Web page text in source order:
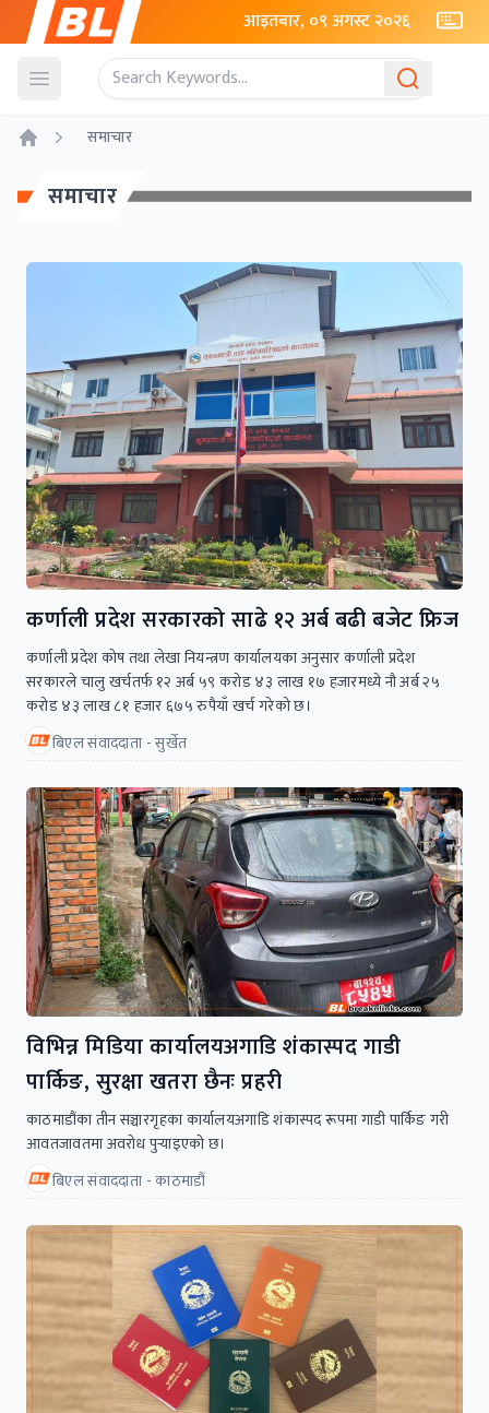
आइतबार, ०९ अगस्ट २०२६
Open menu
समाचार
समाचार
कर्णाली प्रदेश सरकारको साढे १२ अर्ब बढी बजेट फ्रिज
कर्णाली प्रदेश कोष तथा लेखा नियन्त्रण कार्यालयका अनुसार कर्णाली प्रदेश
सरकारले चालु खर्चतर्फ १२ अर्ब ५९ करोड ४३ लाख १७ हजारमध्ये नौ अर्ब २५
करोड ४३ लाख ८१ हजार ६७५ रुपैयाँ खर्च गरेको छ।
बिएल संवाददाता - सुर्खेत
विभिन्न मिडिया कार्यालयअगाडि शंकास्पद गाडी
पार्किङ, सुरक्षा खतरा छैनः प्रहरी
काठमाडौंका तीन सञ्चारगृहका कार्यालयअगाडि शंकास्पद रूपमा गाडी पार्किङ गरी
आवतजावतमा अवरोध पुर्‍याइएको छ।
बिएल संवाददाता - काठमाडौं